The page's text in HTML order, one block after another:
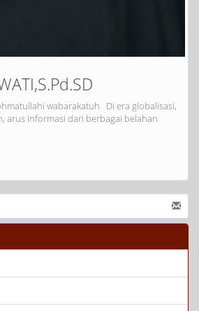
wabarakatuh Di era globalisasi,
arus informasi dari berbagai belahan